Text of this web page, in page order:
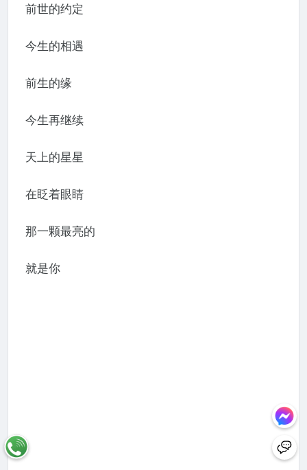
前世的约定
今生的相遇
前生的缘
今生再继续
天上的星星
在眨着眼睛
那一颗最亮的
就是你